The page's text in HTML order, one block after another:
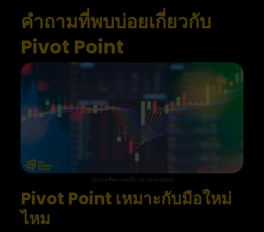
คำถามที่พบบ่อยเกี่ยวกับ
Pivot Point
คำถามที่พบบ่อยเกี่ยวกับ Pivot Point
Pivot Point เหมาะกับมือใหม่
ไหม